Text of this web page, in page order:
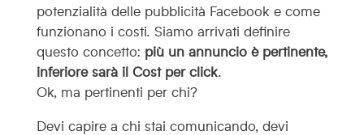
potenzialità delle pubblicità Facebook e come
funzionano i costi. Siamo arrivati definire
questo concetto: più un annuncio è pertinente,
inferiore sarà il Cost per click.
Ok, ma pertinenti per chi?
Devi capire a chi stai comunicando, devi